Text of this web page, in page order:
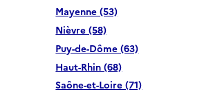
Mayenne (53)
Nièvre (58)
Puy-de-Dôme (63)
Haut-Rhin (68)
Saône-et-Loire (71)